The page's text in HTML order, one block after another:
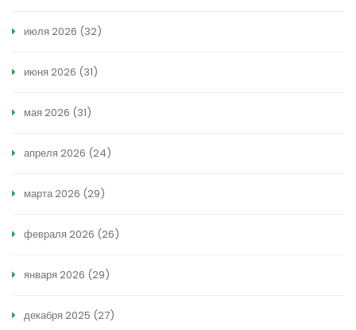
июля 2026 (32)
июня 2026 (31)
мая 2026 (31)
апреля 2026 (24)
марта 2026 (29)
февраля 2026 (26)
января 2026 (29)
декабря 2025 (27)